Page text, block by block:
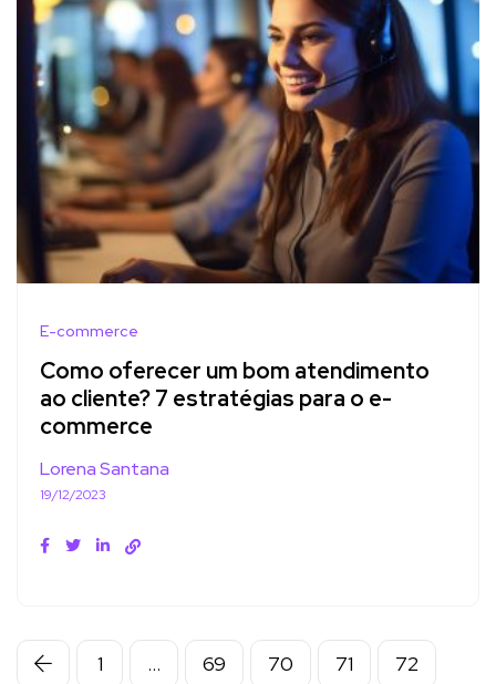
E-commerce
Como oferecer um bom atendimento
ao cliente? 7 estratégias para o e-
commerce
Lorena Santana
19/12/2023
1 … 69 70 71 72